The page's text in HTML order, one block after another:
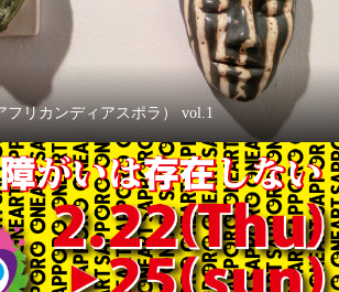
フリカンディアスポラ） vol.1